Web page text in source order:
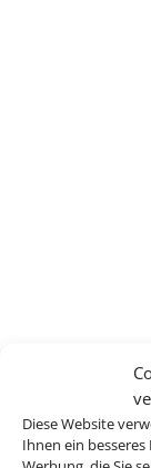
Diese Website
Ihnen ein